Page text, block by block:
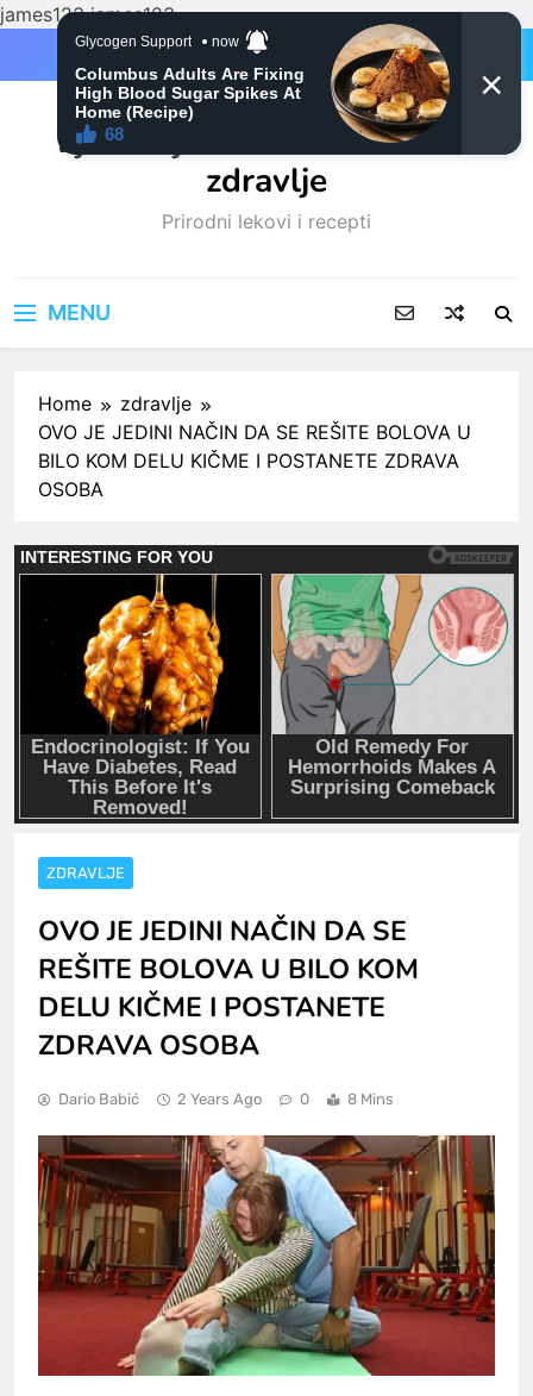
james123james123
Ljubitelji mačaka i Prirodno
zdravlje
Prirodni lekovi i recepti
MENU
Home
zdravlje
OVO JE JEDINI NAČIN DA SE REŠITE BOLOVA U
BILO KOM DELU KIČME I POSTANETE ZDRAVA
OSOBA
ZDRAVLJE
OVO JE JEDINI NAČIN DA SE
REŠITE BOLOVA U BILO KOM
DELU KIČME I POSTANETE
ZDRAVA OSOBA
Dario Babić 2 Years Ago 0 8 Mins